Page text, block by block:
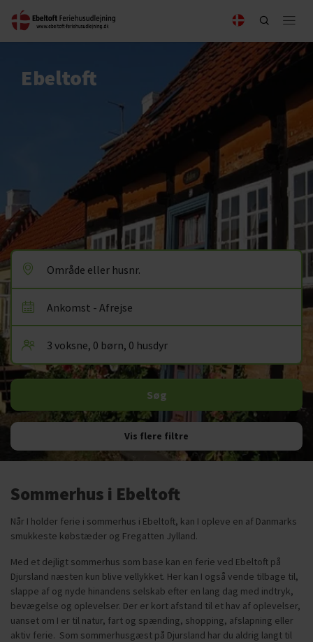
Ebeltoft
Vis flere filtre
Sommerhus i Ebeltoft
Når I holder ferie i sommerhus i Ebeltoft, kan I opleve en af Danmarks
smukkeste købstæder og Fregatten Jylland.
Med et dejligt sommerhus som base kan en ferie ved Ebeltoft på
Djursland næsten kun blive vellykket. Her kan I også vende tilbage til,
slappe af og nyde hinandens selskab efter en lang dag med indtryk,
bevægelse og oplevelser. Der er kort afstand til et hav af oplevelser,
uanset om I er til natur, fart og spænding, shopping, afslapning eller
aktiv ferie. Som sommerhusgæst på Djursland har du aldrig langt til